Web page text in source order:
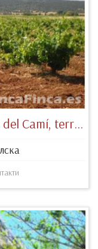
Продава земя в Santa Maria del Camí, terreno rústico